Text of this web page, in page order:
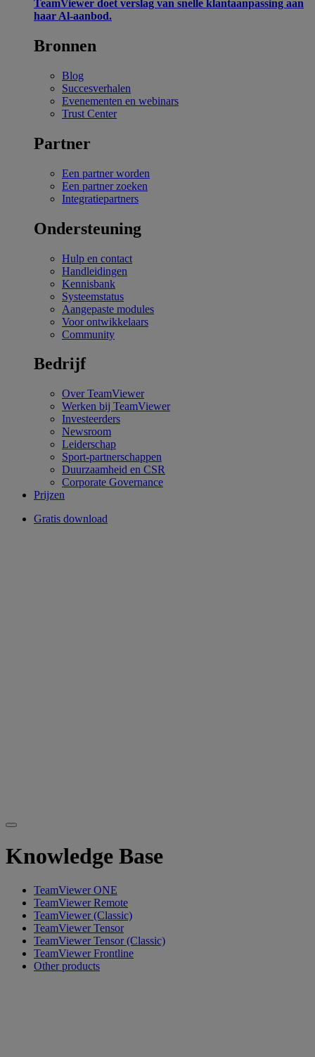
TeamViewer doet verslag van snelle klantaanpassing aan
haar Al-aanbod.
Bronnen
Blog
Succesverhalen
Evenementen en webinars
Trust Center
Partner
Een partner worden
Een partner zoeken
Integratiepartners
Ondersteuning
Hulp en contact
Handleidingen
Kennisbank
Systeemstatus
Aangepaste modules
Voor ontwikkelaars
Community
Bedrijf
Over TeamViewer
Werken bij TeamViewer
Investeerders
Newsroom
Leiderschap
Sport-partnerschappen
Duurzaamheid en CSR
Corporate Governance
Prijzen
Gratis download
Knowledge Base
TeamViewer ONE
TeamViewer Remote
TeamViewer (Classic)
TeamViewer Tensor
TeamViewer Tensor (Classic)
TeamViewer Frontline
Other products